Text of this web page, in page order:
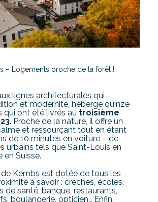
– Logements proche de la forêt !
lignes architecturales qui
et modernité, héberge quinze
qui ont été livrés au troisième
. Proche de la nature, il offre un
et ressourçant tout en étant
de 10 minutes en voiture – de
urbains tels que Saint-Louis en
en Suisse.
Kembs est dotée de tous les
à savoir : crèches, écoles,
de santé, banque, restaurants,
boulangerie, opticien… Enfin,